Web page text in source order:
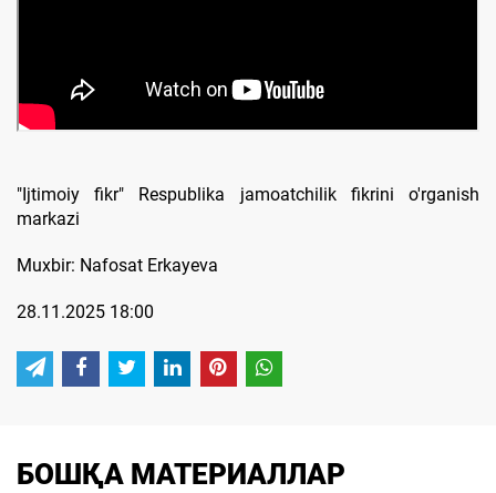
"Ijtimoiy fikr" Respublika jamoatchilik fikrini o'rganish
markazi
Muxbir: Nafosat Erkayeva
28.11.2025 18:00
БОШҚА МАТЕРИАЛЛАР